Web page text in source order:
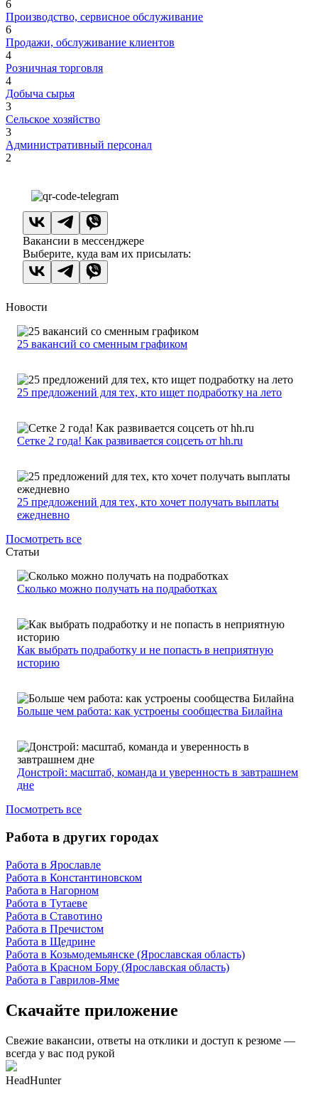
6
Производство, сервисное обслуживание
6
Продажи, обслуживание клиентов
4
Розничная торговля
4
Добыча сырья
3
Сельское хозяйство
3
Административный персонал
2
Вакансии в мессенджере
Выберите, куда вам их присылать:
Новости
25 вакансий со сменным графиком
25 предложений для тех, кто ищет подработку на лето
Сетке 2 года! Как развивается соцсеть от hh.ru
25 предложений для тех, кто хочет получать выплаты
ежедневно
Посмотреть все
Статьи
Сколько можно получать на подработках
Как выбрать подработку и не попасть в неприятную
историю
Больше чем работа: как устроены сообщества Билайна
Донстрой: масштаб, команда и уверенность в завтрашнем
дне
Посмотреть все
Работа в других городах
Работа в Ярославле
Работа в Константиновском
Работа в Нагорном
Работа в Тутаеве
Работа в Ставотино
Работа в Пречистом
Работа в Щедрине
Работа в Козьмодемьянске (Ярославская область)
Работа в Красном Бору (Ярославская область)
Работа в Гаврилов-Яме
Скачайте приложение
Свежие вакансии, ответы на отклики и доступ к резюме —
всегда у вас под рукой
HeadHunter